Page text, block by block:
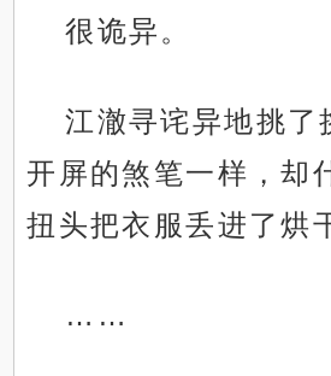
很诡异。
江澈寻诧异地挑了
开屏的煞笔一样，却
扭头把衣服丢进了烘
……